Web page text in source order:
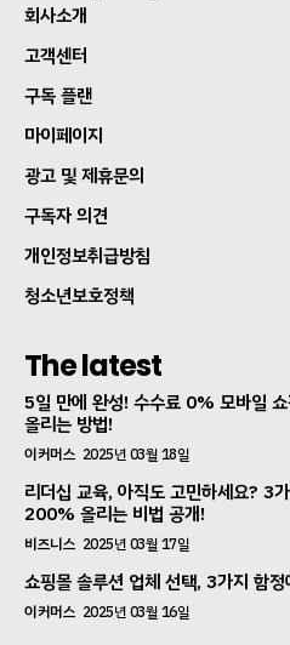
회사소개
고객센터
구독 플랜
마이페이지
광고 및 제휴문의
구독자 의견
개인정보취급방침
청소년보호정책
The latest
5일 만에 완성! 수수료 0% 모바일
올리는 방법!
이커머스 2025년 03월 18일
리더십 교육, 아직도 고민하세요? 3
200% 올리는 비법 공개!
비즈니스 2025년 03월 17일
쇼핑몰 솔루션 업체 선택, 3가지 함
이커머스 2025년 03월 16일